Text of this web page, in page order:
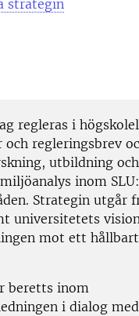
strategin
regleras i
regleringsbrev
utbildning och
inom
Strategin utgår
universitetets
mot ett hållbart
beretts inom
i dialog med